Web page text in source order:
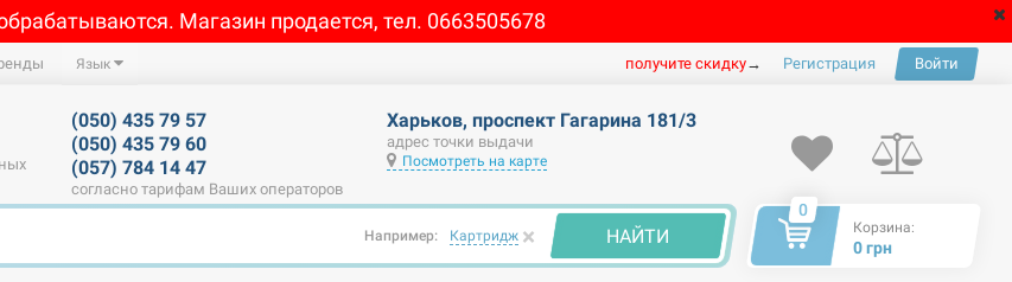
Магазин продается, тел. 0663505678
Язык получите скидку→ Регистрация Войти
(050) 435 79 57
(050) 435 79 60
(057) 784 14 47
согласно тарифам Ваших операторов
Харьков, проспект Гагарина 181/3
адрес точки выдачи
Посмотреть на карте
Например: Картридж × НАЙТИ
0
Корзина:
0 грн